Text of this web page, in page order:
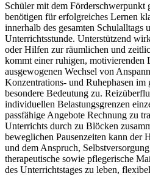
Schüler mit dem
benötigen für erfolgreiches Lernen
innerhalb des gesamten Schulalltags
Unterrichtsstunde. Unterstützend
oder Hilfen zur räumlichen und
kommt einer ruhigen, motivierenden
ausgewogenen Wechsel von
Konzentrations- und Ruhephasen im
besondere Bedeutung zu.
individuellen Belastungsgrenzen
passfähige Angebote Rechnung zu
Unterrichts durch zu Blöcken
beweglichen Pausenzeiten kann der
und dem Anspruch,
therapeutische sowie pflegerische
des Unterrichtstages zu leben,